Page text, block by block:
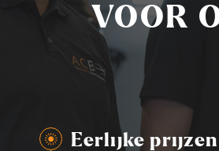
VOOR
Eerlijke prijzen